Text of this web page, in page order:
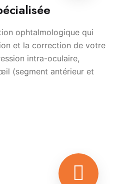
ophtalmologique qui
et la correction de votre
intra-oculaire,
(segment antérieur et